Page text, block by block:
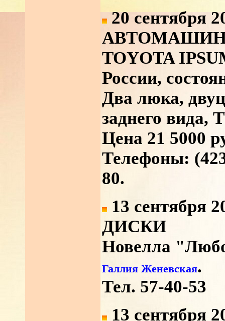
20 сентября
TOYOTA
России,
Два люка,
заднего вида,
Цена 21 5000
Телефоны:
80.
13 сентября
ДИСКИ
Новелла
Галлия Женевская.
Тел. 57-40-53
13 сентября